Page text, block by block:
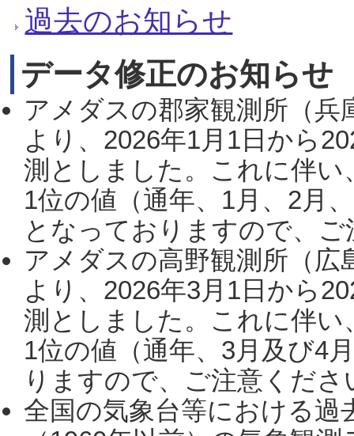
過去のお知らせ
データ修正のお知らせ
アメダスの郡家観測所（
より、2026年1月1日から
測としました。これに伴い
1位の値（通年、1月、2月
となっておりますので、
アメダスの高野観測所（
より、2026年3月1日から
測としました。これに伴い
1位の値（通年、3月及び4
りますので、ご注意くだ
全国の気象台等における過